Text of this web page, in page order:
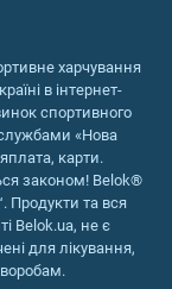
харчування
в інтернет-
спортивного
«Нова
карти.
законом! Belok®
Продукти та вся
Belok.ua, не є
для лікування,